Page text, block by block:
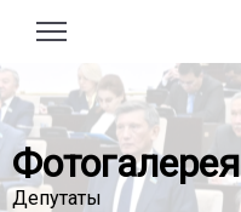
Фотогалерея
Депутаты